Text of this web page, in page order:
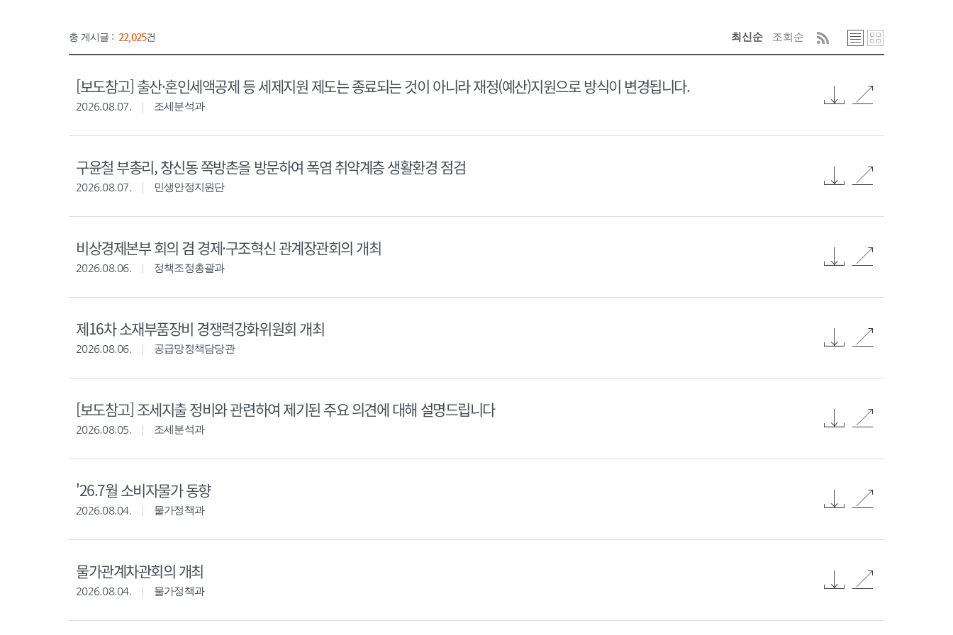
총 게시글 : 22,025건 최신순 조회순
[보도참고] 출산·혼인세액공제 등 세제지원 제도는 종료되는 것이 아니라 재정(예산)지원으로 방식이 변경됩니다.
2026.08.07. 조세분석과
구윤철 부총리, 창신동 쪽방촌을 방문하여 폭염 취약계층 생활환경 점검
2026.08.07. 민생안정지원단
비상경제본부 회의 겸 경제·구조혁신 관계장관회의 개최
2026.08.06. 정책조정총괄과
제16차 소재부품장비 경쟁력강화위원회 개최
2026.08.06. 공급망정책담당관
[보도참고] 조세지출 정비와 관련하여 제기된 주요 의견에 대해 설명드립니다
2026.08.05. 조세분석과
'26.7월 소비자물가 동향
2026.08.04. 물가정책과
물가관계차관회의 개최
2026.08.04. 물가정책과